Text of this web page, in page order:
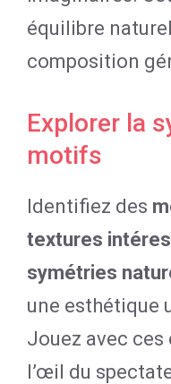
équilibre
composition
Explorer la
motifs
Identifiez des
textures
symétries
une esthétique
Jouez avec
l’œil du